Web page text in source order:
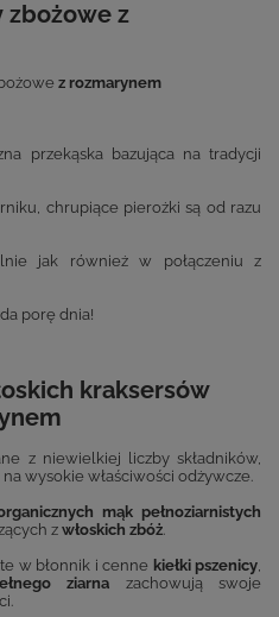
zbożowe z
z rozmarynem
przekąska bazująca na tradycji
chrupiące pierożki są od razu
jak również w połączeniu z
porę dnia!
kraksersów
z niewielkiej liczby składników,
wysokie właściwości odżywcze.
mąk pełnoziarnistych
z włoskich zbóż.
w błonnik i cenne kiełki pszenicy,
ziarna zachowują swoje